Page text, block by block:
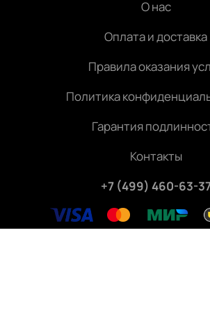
О нас
Оплата и доставка
Правила оказания
Политика
Гарантия
Контакты
+7 (499) 460-63-